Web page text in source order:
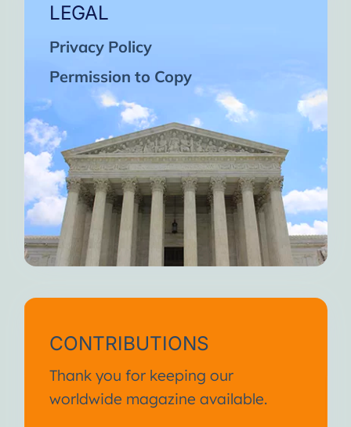
LEGAL
Privacy Policy
Permission to Copy
CONTRIBUTIONS
Thank you for keeping our
worldwide magazine available.